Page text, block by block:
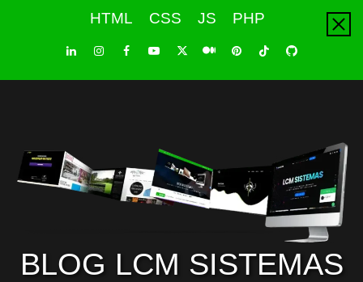
HTML CSS JS PHP
LinkedInInstagramFacebookYoutube
X PinterestTiktokGithub
BLOG LCM SISTEMAS